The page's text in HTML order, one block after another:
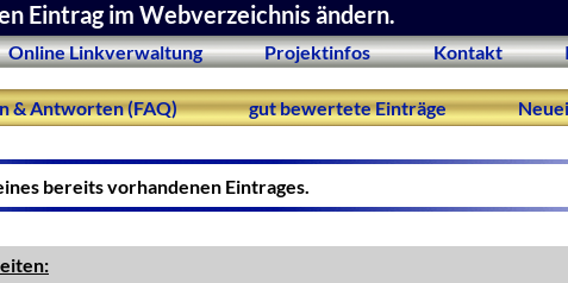
Eintrag im Webverzeichnis ändern.
Online Linkverwaltung Projektinfos Kontakt
& Antworten (FAQ) gut bewertete Einträge
bereits vorhandenen Eintrages.